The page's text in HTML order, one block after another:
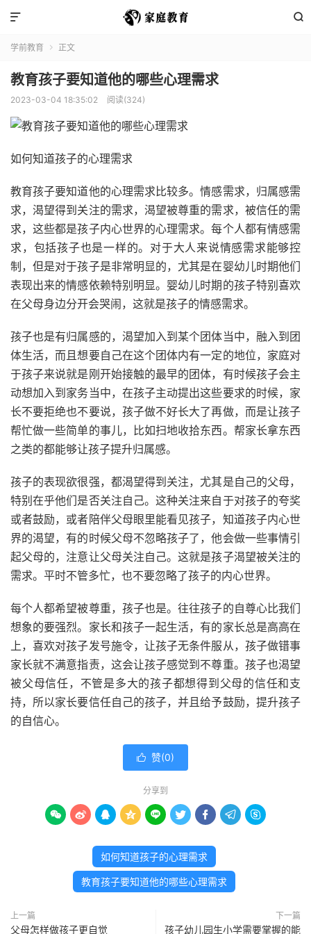


学前教育  正文
教育孩子要知道他的哪些心理需求
2023-03-04 18:35:02 阅读(324)
如何知道孩子的心理需求
教育孩子要知道他的心理需求比较多。情感需求，归属感需
求，渴望得到关注的需求，渴望被尊重的需求，被信任的需
求，这些都是孩子内心世界的心理需求。每个人都有情感需
求，包括孩子也是一样的。对于大人来说情感需求能够控
制，但是对于孩子是非常明显的，尤其是在婴幼儿时期他们
表现出来的情感依赖特别明显。婴幼儿时期的孩子特别喜欢
在父母身边分开会哭闹，这就是孩子的情感需求。
孩子也是有归属感的，渴望加入到某个团体当中，融入到团
体生活，而且想要自己在这个团体内有一定的地位，家庭对
于孩子来说就是刚开始接触的最早的团体，有时候孩子会主
动想加入到家务当中，在孩子主动提出这些要求的时候，家
长不要拒绝也不要说，孩子做不好长大了再做，而是让孩子
帮忙做一些简单的事儿，比如扫地收拾东西。帮家长拿东西
之类的都能够让孩子提升归属感。
孩子的表现欲很强，都渴望得到关注，尤其是自己的父母，
特别在乎他们是否关注自己。这种关注来自于对孩子的夸奖
或者鼓励，或者陪伴父母眼里能看见孩子，知道孩子内心世
界的渴望，有的时候父母不忽略孩子了，他会做一些事情引
起父母的，注意让父母关注自己。这就是孩子渴望被关注的
需求。平时不管多忙，也不要忽略了孩子的内心世界。
每个人都希望被尊重，孩子也是。往往孩子的自尊心比我们
想象的要强烈。家长和孩子一起生活，有的家长总是高高在
上，喜欢对孩子发号施令，让孩子无条件服从，孩子做错事
家长就不满意指责，这会让孩子感觉到不尊重。孩子也渴望
被父母信任，不管是多大的孩子都想得到父母的信任和支
持，所以家长要信任自己的孩子，并且给予鼓励，提升孩子
的自信心。
 赞(0)
分享到
        
如何知道孩子的心理需求
教育孩子要知道他的哪些心理需求
上一篇
父母怎样做孩子更自觉
下一篇
孩子幼儿园生小学需要掌握的能